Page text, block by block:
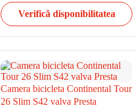
Verifică disponibilitatea
Camera bicicleta Continental Tour
26 Slim S42 valva Presta